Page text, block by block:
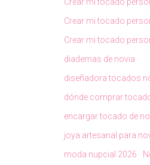
Crear mi tocado
Crear mi tocado
diademas de novia
diseñadora tocados
dónde comprar
encargar tocado de
joya artesanal para
moda nupcial 2026